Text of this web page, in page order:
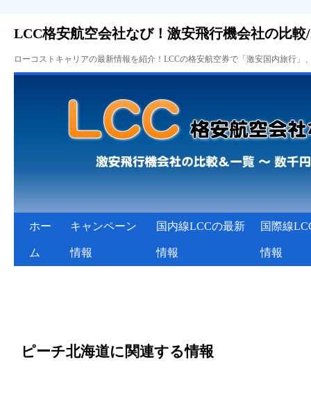
LCC格安航空会社なび！激安飛行機会社の比較
ローコストキャリアの最新情報を紹介！LCCの格安航空券で「激安国内旅行
ホー
ム
キャンペーン
情報
国内線LCCの最新
情報
国際線
情報
ピーチ北海道に関連する情報